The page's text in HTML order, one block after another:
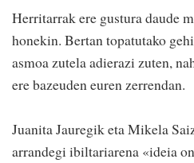
Herritarrak ere gustura daude
honekin. Bertan topatutako
asmoa zutela adierazi zuten,
ere bazeuden euren zerrendan.
Juanita Jauregik eta Mikela
arrandegi ibiltariarena «ideia